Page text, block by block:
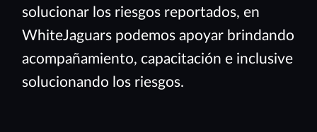
solucionar los riesgos reportados, en
WhiteJaguars podemos apoyar brindando
acompañamiento, capacitación e inclusive
solucionando los riesgos.